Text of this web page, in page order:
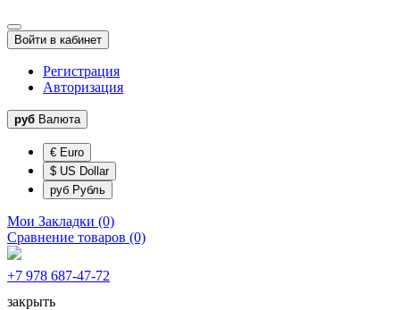
Войти в кабинет
Регистрация
Авторизация
руб Валюта
€ Euro
$ US Dollar
руб Рубль
Мои Закладки (0)
Сравнение товаров (0)
+7 978 687-47-72
закрыть